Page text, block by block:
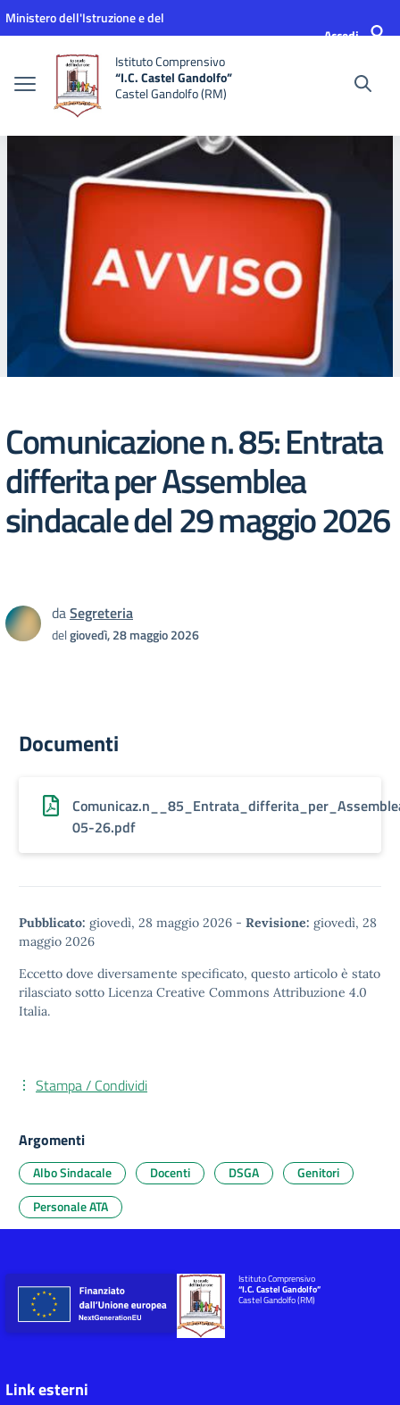
Vai ai contenuti
Vai al menu di navigazione
Vai al footer
Ministero dell'Istruzione e del
Accedi
Istituto Comprensivo
“I.C. Castel Gandolfo”
Castel Gandolfo (RM)
Comunicazione n. 85: Entrata
differita per Assemblea
sindacale del 29 maggio 2026
daSegreteria
delgiovedì, 28 maggio 2026
Documenti
05-26.pdf
Pubblicato: giovedì, 28 maggio 2026 - Revisione: giovedì, 28
maggio 2026
Eccetto dove diversamente specificato, questo articolo è stato
rilasciato sotto Licenza Creative Commons Attribuzione 4.0
Italia.
Stampa / Condividi
Argomenti
Albo Sindacale Docenti DSGA
Genitori
Personale ATA
Istituto Comprensivo
“I.C. Castel Gandolfo”
Castel Gandolfo (RM)
Link esterni